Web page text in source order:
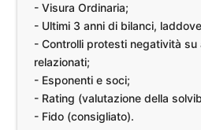
- Visura Ordinaria;
- Ultimi 3 anni di bilanci,
- Controlli protesti negatività
relazionati;
- Esponenti e soci;
- Rating (valutazione della
- Fido (consigliato).